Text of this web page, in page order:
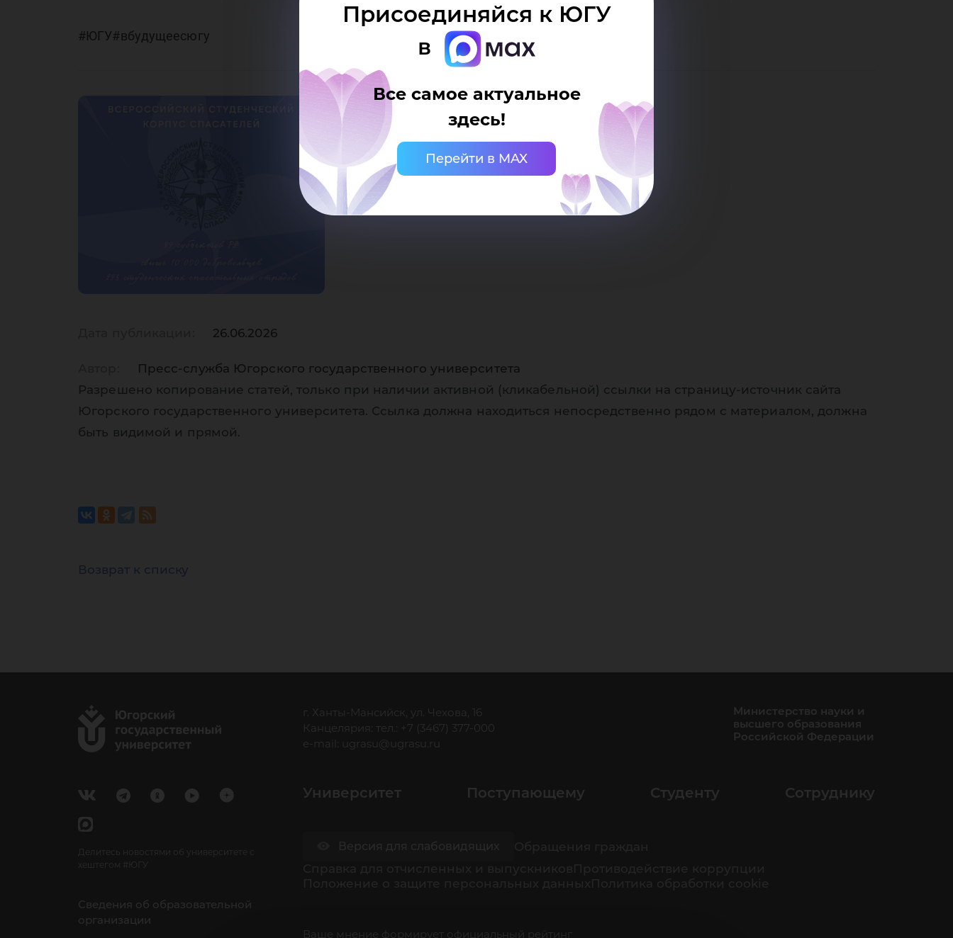
Присоединяйся к ЮГУ
в
Все самое актуальное
здесь!
Перейти в MAX
#ЮГУ#вбудущеесюгу
26.06.2026
Пресс-служба Югорского государственного университета
Разрешено копирование статей, только при наличии активной (кликабельной) ссылки на страницу-источник сайта
Югорского государственного университета. Ссылка должна находиться непосредственно рядом с материалом, должна
быть видимой и прямой.
Возврат к списку
Делитесь новостями об университете с
хештегом #ЮГУ
Сведения об образовательной
организации
г. Ханты-Мансийск, ул. Чехова, 16
Канцелярия: тел.: +7 (3467) 377-000
e-mail:
ugrasu@ugrasu.ru
Министерство науки и
высшего образования
Российской Федерации
Университет Поступающему Студенту Сотруднику
Ваше мнение формирует официальный рейтинг